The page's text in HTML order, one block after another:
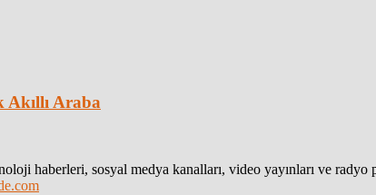
Akıllı Araba
haberleri, sosyal medya kanalları, video yayınları ve